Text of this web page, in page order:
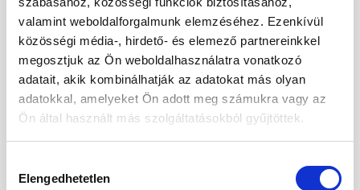
valamint weboldalforgalmunk elemzéséhez. Ezenkívül
közösségi média-, hirdető- és elemező partnereinkkel
megosztjuk az Ön weboldalhasználatra vonatkozó
adatait, akik kombinálhatják az adatokat más olyan
adatokkal, amelyeket Ön adott meg számukra vagy az
Ön által használt más szolgáltatásokból gyűjtöttek.
kiválasztása
Elengedhetetlen
2024. szeptember
2024. május
2024. április
2024. március
2024. január
2023. december